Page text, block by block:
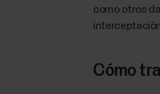
como otros
Cómo